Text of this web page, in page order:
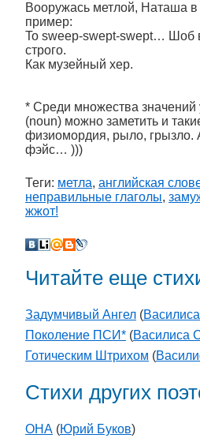
Вооружась метлой, Наташа
пример:
To sweep-swept-swept… Шоб
строго.
Как музейный хер.
* Среди множества значений
(noun) можно заметить и
физиомордия, рыло, грызло.
фэйс… )))
Теги: метла, английская
неправильные глаголы,
жжот!
Читайте еще
Задумчивый Ангел (
Поколение ПСИ* (Василиса
Готическим Штрихом (
Стихи других
ОНА (Юрий Буков)